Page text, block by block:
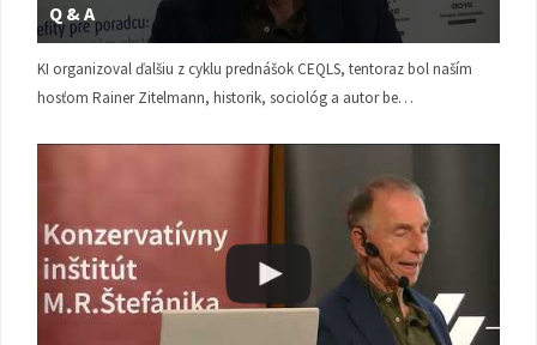
Q & A
KI organizoval ďalšiu z cyklu prednášok CEQLS, tentoraz bol naším
hosťom Rainer Zitelmann, historik, sociológ a autor be…